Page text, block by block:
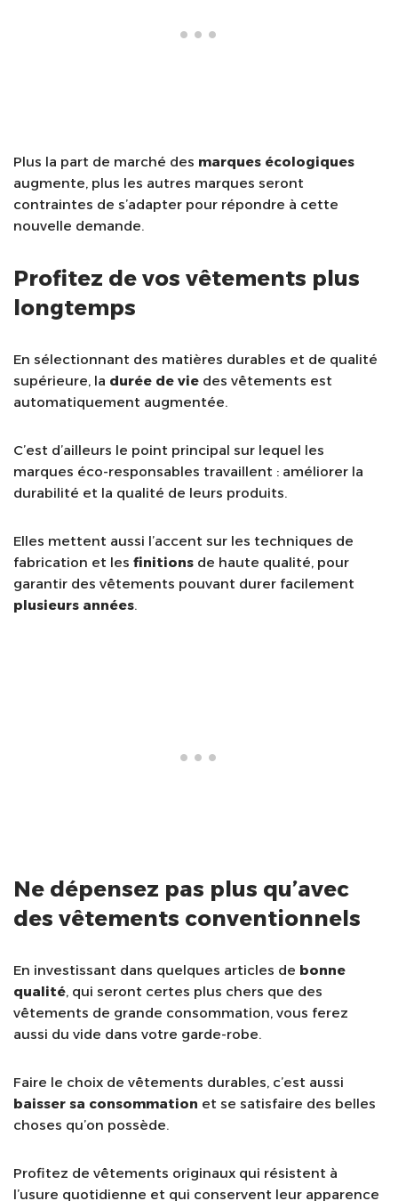
Plus la part de marché des marques écologiques
augmente, plus les autres marques seront
contraintes de s’adapter pour répondre à cette
nouvelle demande.
Profitez de vos vêtements plus
longtemps
En sélectionnant des matières durables et de qualité
supérieure, la durée de vie des vêtements est
automatiquement augmentée.
C’est d’ailleurs le point principal sur lequel les
marques éco-responsables travaillent : améliorer la
durabilité et la qualité de leurs produits.
Elles mettent aussi l’accent sur les techniques de
fabrication et les finitions de haute qualité, pour
garantir des vêtements pouvant durer facilement
plusieurs années.
Ne dépensez pas plus qu’avec
des vêtements conventionnels
En investissant dans quelques articles de bonne
qualité, qui seront certes plus chers que des
vêtements de grande consommation, vous ferez
aussi du vide dans votre garde-robe.
Faire le choix de vêtements durables, c’est aussi
baisser sa consommation et se satisfaire des belles
choses qu’on possède.
Profitez de vêtements originaux qui résistent à
l’usure quotidienne et qui conservent leur apparence